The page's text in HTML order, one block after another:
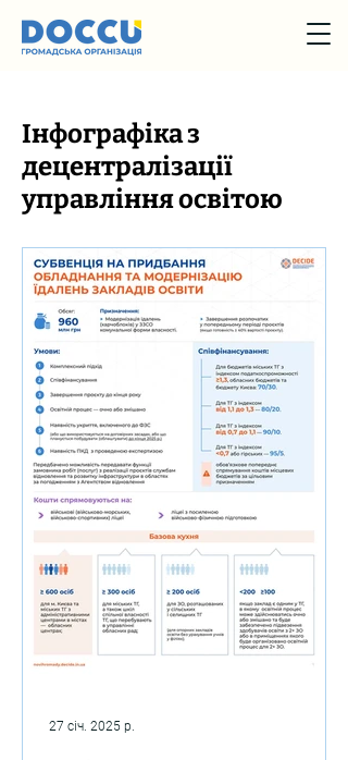
Інфографіка з
децентралізації
управління освітою
27 січ. 2025 р.